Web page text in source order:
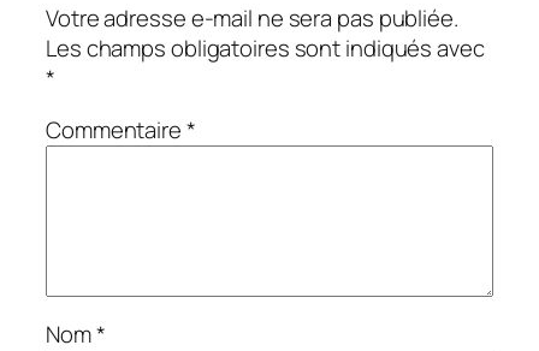
Votre adresse e-mail ne sera pas publiée.
Les champs obligatoires sont indiqués avec
*
Commentaire*
Nom*